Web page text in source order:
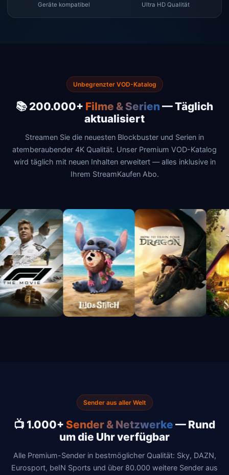
Geräte kompatibel Ultra HD Qualität
Unbegrenzter VOD-Katalog
📚 200.000+ Filme & Serien — Täglich
aktualisiert
Streamen Sie die neuesten Blockbuster und Serien in
atemberaubender 4K Qualität. Unser Premium VOD-Katalog
wird täglich mit neuen Inhalten erweitert — alles inklusive in
Ihrem StreamKaufen Abo.
Sender aus aller Welt
📺 1.000+ Sender & Netzwerke — Rund
um die Uhr verfügbar
Alle Premium-Sender in bestmöglicher Qualität: Sky, DAZN,
Eurosport, beIN Sports und über 80.000 weitere Sender aus